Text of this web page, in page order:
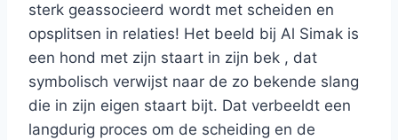
sterk geassocieerd wordt met scheiden en
opsplitsen in relaties! Het beeld bij Al Simak is
een hond met zijn staart in zijn bek , dat
symbolisch verwijst naar de zo bekende slang
die in zijn eigen staart bijt. Dat verbeeldt een
langdurig proces om de scheiding en de